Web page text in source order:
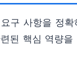
구 사항을 정
된 핵심 역량